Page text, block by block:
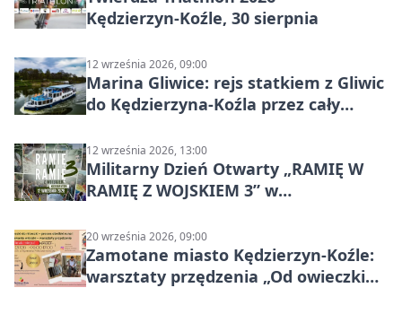
Kędzierzyn-Koźle, 30 sierpnia
12 września 2026, 09:00
Marina Gliwice: rejs statkiem z Gliwic
do Kędzierzyna-Koźla przez cały
12 września 2026, 13:00
Militarny Dzień Otwarty „RAMIĘ W
RAMIĘ Z WOJSKIEM 3” w
20 września 2026, 09:00
Zamotane miasto Kędzierzyn-Koźle:
warsztaty przędzenia „Od owieczki